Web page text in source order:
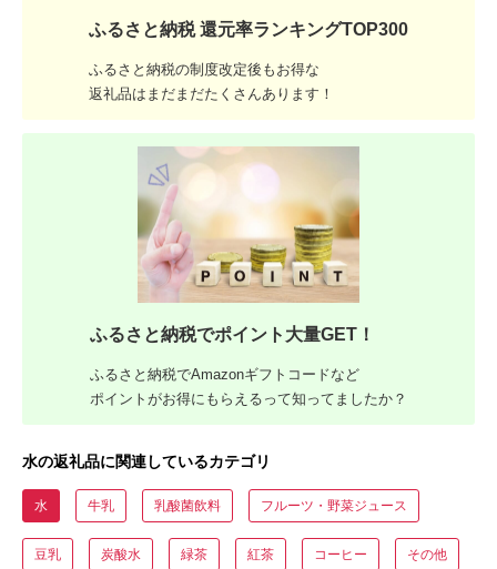
ふるさと納税 還元率ランキングTOP300
ふるさと納税の制度改定後もお得な
返礼品はまだまだたくさんあります！
ふるさと納税でポイント大量GET！
ふるさと納税でAmazonギフトコードなど
ポイントがお得にもらえるって知ってましたか？
水の返礼品に関連しているカテゴリ
水 牛乳 乳酸菌飲料 フルーツ・野菜ジュース
豆乳 炭酸水 緑茶 紅茶 コーヒー その他